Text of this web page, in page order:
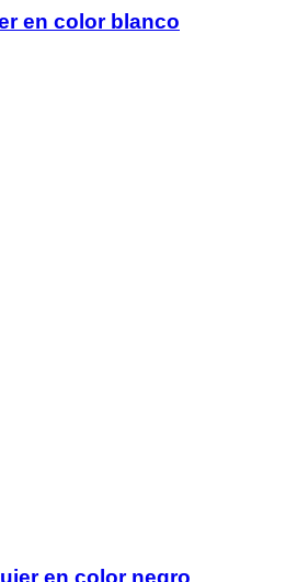
en color blanco
en color negro